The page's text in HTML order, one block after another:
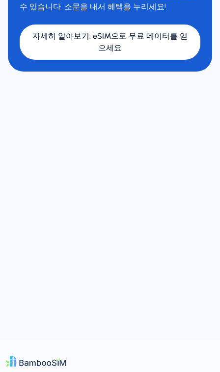
수 있습니다. 소문을 내서 혜택을 누리세요!
자세히 알아보기: eSIM으로 무료 데이터를 얻
으세요